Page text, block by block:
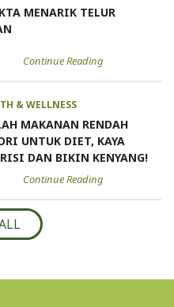
MENARIK TELUR
Continue Reading
& WELLNESS
MAKANAN RENDAH
UNTUK DIET, KAYA
DAN BIKIN KENYANG!
Continue Reading